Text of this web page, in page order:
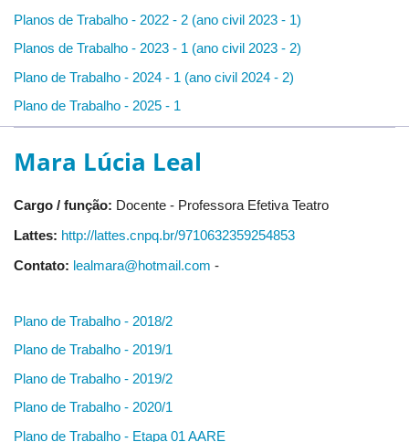
Planos de Trabalho - 2022 - 2 (ano civil 2023 - 1)
Planos de Trabalho - 2023 - 1 (ano civil 2023 - 2)
Plano de Trabalho - 2024 - 1 (ano civil 2024 - 2)
Plano de Trabalho - 2025 - 1
Mara Lúcia Leal
Cargo / função: Docente - Professora Efetiva Teatro
Lattes: http://lattes.cnpq.br/9710632359254853
Contato: lealmara@hotmail.com -
Plano de Trabalho - 2018/2
Plano de Trabalho - 2019/1
Plano de Trabalho - 2019/2
Plano de Trabalho - 2020/1
Plano de Trabalho - Etapa 01 AARE